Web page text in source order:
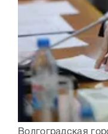
Волгоградская